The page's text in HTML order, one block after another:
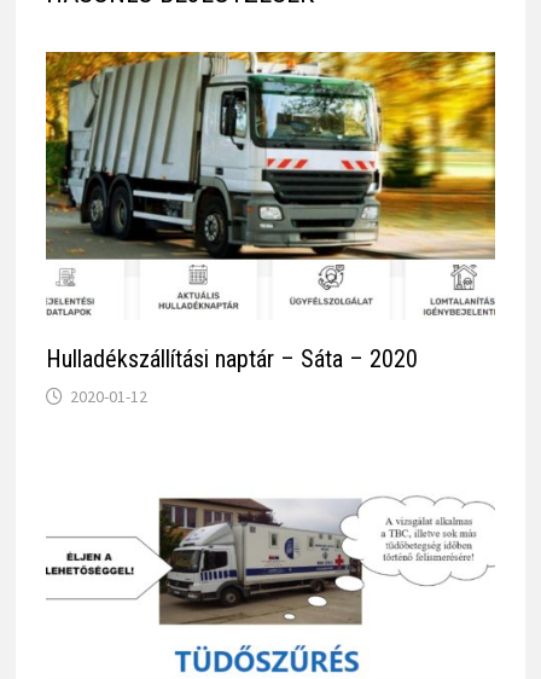
Hulladékszállítási naptár – Sáta – 2020
2020-01-12